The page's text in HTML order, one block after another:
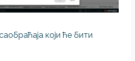
који ће бити